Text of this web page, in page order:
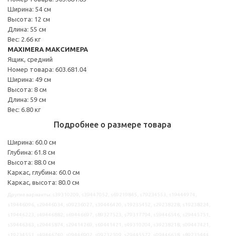
Ширина: 54 см
Высота: 12 см
Длина: 55 см
Вес: 2.66 кг
MAXIMERA МАКСИМЕРА
Ящик, средний
Номер товара: 603.681.04
Ширина: 49 см
Высота: 8 см
Длина: 59 см
Вес: 6.80 кг
Подробнее о размере товара
Ширина: 60.0 см
Глубина: 61.8 см
Высота: 88.0 см
Каркас, глубина: 60.0 см
Каркас, высота: 80.0 см